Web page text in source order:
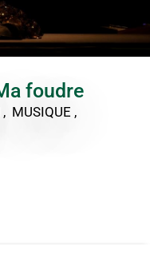
foudre
, MUSIQUE ,